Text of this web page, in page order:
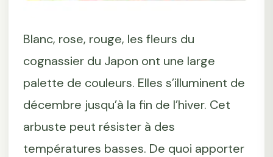
Blanc, rose, rouge, les fleurs du
cognassier du Japon ont une large
palette de couleurs. Elles s’illuminent de
décembre jusqu’à la fin de l’hiver. Cet
arbuste peut résister à des
températures basses. De quoi apporter